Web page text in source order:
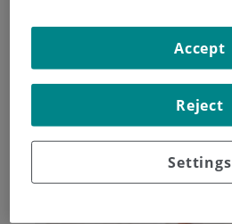
Investigación
Settings
Reject
Accept